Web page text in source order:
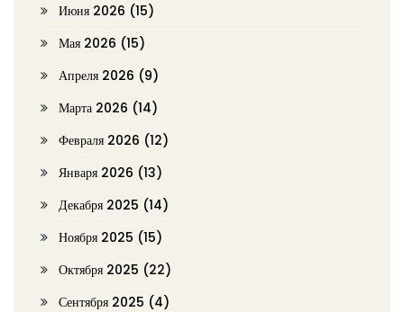
Июня 2026 (15)
Мая 2026 (15)
Апреля 2026 (9)
Марта 2026 (14)
Февраля 2026 (12)
Января 2026 (13)
Декабря 2025 (14)
Ноября 2025 (15)
Октября 2025 (22)
Сентября 2025 (4)